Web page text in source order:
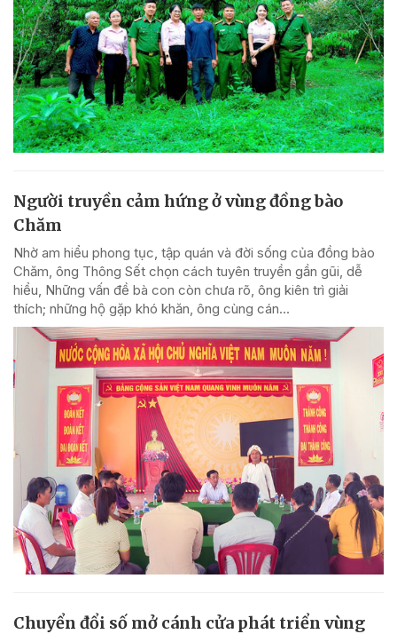
Người truyền cảm hứng ở vùng đồng bào
Chăm
Nhờ am hiểu phong tục, tập quán và đời sống của đồng bào
Chăm, ông Thông Sết chọn cách tuyên truyền gần gũi, dễ
hiểu, Những vấn đề bà con còn chưa rõ, ông kiên trì giải
thích; những hộ gặp khó khăn, ông cùng cán...
Chuyển đổi số mở cánh cửa phát triển vùng